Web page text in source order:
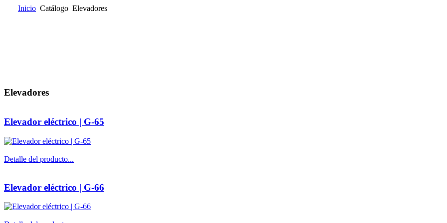
Inicio Catálogo Elevadores
Elevadores
Elevador eléctrico | G-65
Detalle del producto...
Elevador eléctrico | G-66